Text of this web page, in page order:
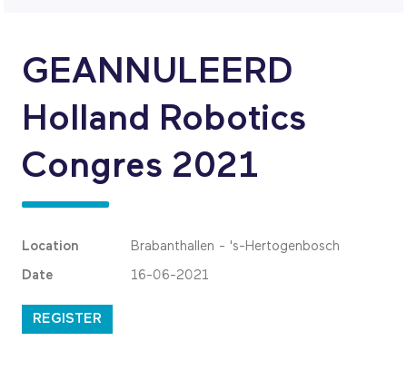
GEANNULEERD
Holland Robotics
Congres 2021
Location Brabanthallen - 's-Hertogenbosch
Date 16-06-2021
REGISTER